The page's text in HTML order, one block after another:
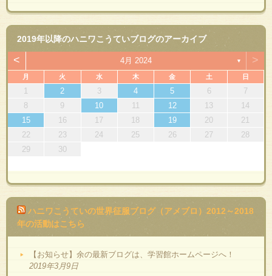
2019年以降のハニワこうていブログのアーカイブ
< 4月 2024 ▼ >
月 火 水 木 金 土 日
1 2 3 4 5 6
7
8
9 10 11 12 13
14
15
16 17 18 19 20
21
22
23 24 25 26 27
28
29
30
ハニワこうていの世界征服ブログ（アメブロ）2012～2018
年の活動はこちら
【お知らせ】余の最新ブログは、学習館ホームページへ！
2019年3月9日